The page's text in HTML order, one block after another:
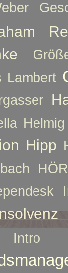
Lambert
Helmig
Hipp
Intro